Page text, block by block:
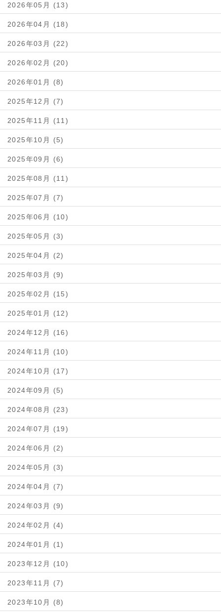
2026年05月 (13)
2026年04月 (18)
2026年03月 (22)
2026年02月 (20)
2026年01月 (8)
2025年12月 (7)
2025年11月 (11)
2025年10月 (5)
2025年09月 (6)
2025年08月 (11)
2025年07月 (7)
2025年06月 (10)
2025年05月 (3)
2025年04月 (2)
2025年03月 (9)
2025年02月 (15)
2025年01月 (12)
2024年12月 (16)
2024年11月 (10)
2024年10月 (17)
2024年09月 (5)
2024年08月 (23)
2024年07月 (19)
2024年06月 (2)
2024年05月 (3)
2024年04月 (7)
2024年03月 (9)
2024年02月 (4)
2024年01月 (1)
2023年12月 (10)
2023年11月 (7)
2023年10月 (8)